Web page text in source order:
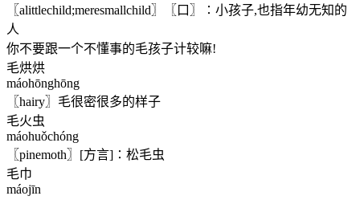
〖alittlechild;meresmallchild〗〖口〗∶小孩子,也指年幼无知的
人
你不要跟一个不懂事的毛孩子计较嘛!
毛烘烘
máohōnghōng
〖hairy〗毛很密很多的样子
毛火虫
máohuǒchóng
〖pinemoth〗[方言]∶松毛虫
毛巾
máojīn